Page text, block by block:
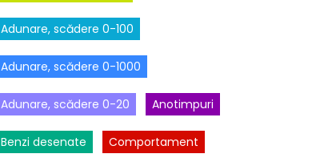
Adunare, scădere 0-100
Adunare, scădere 0-1000
Adunare, scădere 0-20 Anotimpuri
Benzi desenate Comportament